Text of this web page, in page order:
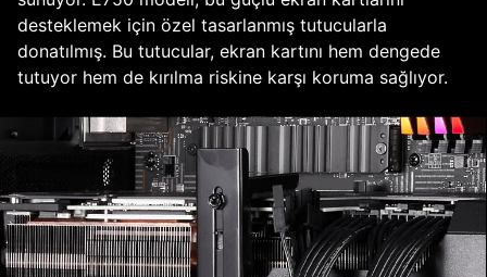
desteklemek için özel tasarlanmış tutucularla
donatılmış. Bu tutucular, ekran kartını hem dengede
tutuyor hem de kırılma riskine karşı koruma sağlıyor.